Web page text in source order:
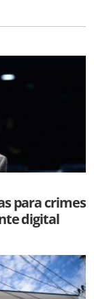
para crimes
digital